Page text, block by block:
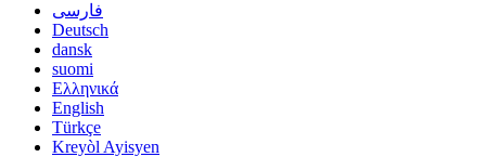
فارسی
Deutsch
dansk
suomi
Ελληνικά
English
Türkçe
Kreyòl Ayisyen